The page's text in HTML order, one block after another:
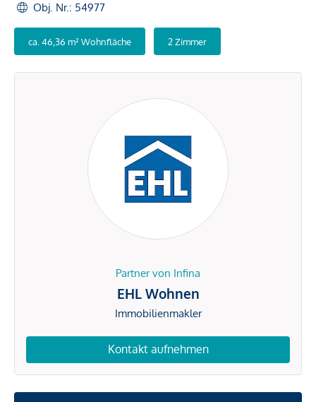
Obj. Nr.: 54977
ca. 46,36 m² Wohnfläche 2 Zimmer
Partner von Infina
EHL Wohnen
Immobilienmakler
Kontakt aufnehmen